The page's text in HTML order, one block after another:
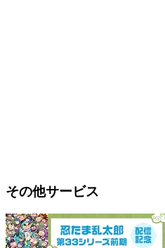
その他サービス